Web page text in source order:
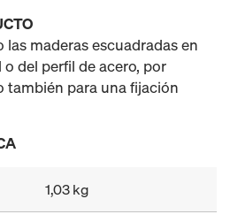
las maderas escuadradas en
del perfil de acero, por
también para una fijación
1,03 kg